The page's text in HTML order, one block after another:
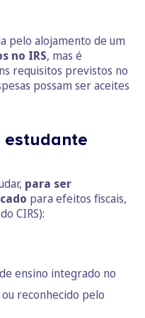
pelo alojamento de um
no IRS, mas é
requisitos previstos no
possam ser aceites
estudante
para ser
para efeitos fiscais,
CIRS):
ensino integrado no
reconhecido pelo